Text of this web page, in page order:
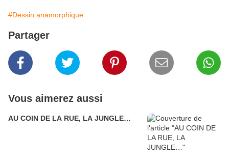
#Dessin anamorphique
Partager
Vous aimerez aussi
AU COIN DE LA RUE, LA JUNGLE…